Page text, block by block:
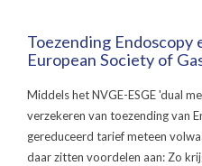
Toezending Endoscopy
European Society of
Middels het NVGE-ESGE 'dual
verzekeren van toezending van
gereduceerd tarief meteen
daar zitten voordelen aan: Zo